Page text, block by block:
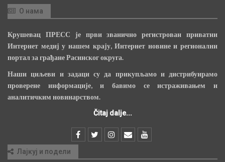
О нама
Крушевац ПРЕСС је први званично регистрован приватни
Интернет медиј у нашем крају, Интернет новине и регионални
портал за грађане Расинског округа.
Наши циљеви и задаци су да прикупљамо и дистрибуирамо
проверене информације, и бавимо се истраживањем и
аналитичким новинарством.
Čitaj dalje...
Лајкуј и подели